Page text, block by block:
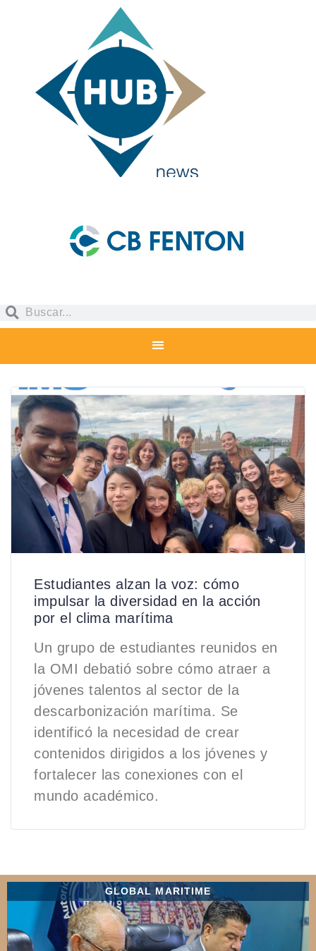
Estudiantes alzan la voz: cómo
impulsar la diversidad en la acción
por el clima marítima
Un grupo de estudiantes reunidos en
la OMI debatió sobre cómo atraer a
jóvenes talentos al sector de la
descarbonización marítima. Se
identificó la necesidad de crear
contenidos dirigidos a los jóvenes y
fortalecer las conexiones con el
mundo académico.
GLOBAL MARITIME